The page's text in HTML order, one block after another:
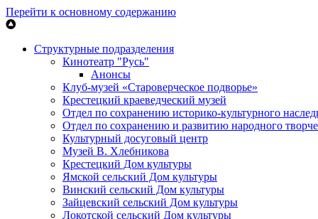
Перейти к основному содержанию
Структурные подразделения
Кинотеатр "Русь"
Анонсы
Клуб-музей «Староверческое подворье»
Крестецкий краеведческий музей
Отдел по сохранению историко-культурного
Отдел по сохранению и развитию народного
Культурный досуговый центр
Музей В. Хлебникова
Крестецкий Дом культуры
Ямской сельский Дом культуры
Винский сельский Дом культуры
Зайцевский сельский Дом культуры
Локотской сельский Дом культуры